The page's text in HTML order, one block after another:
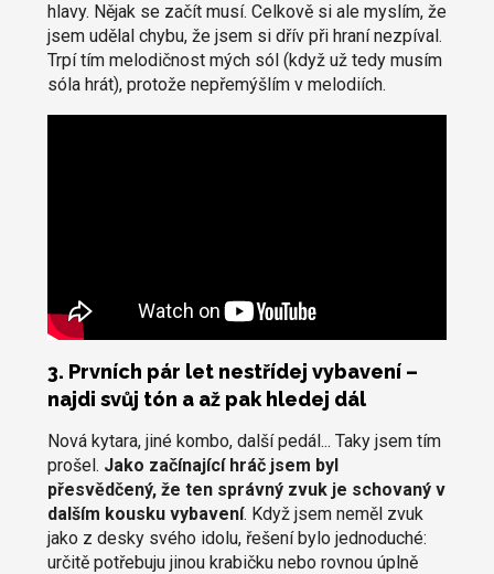
hlavy. Nějak se začít musí. Celkově si ale myslím, že
jsem udělal chybu, že jsem si dřív při hraní nezpíval.
Trpí tím melodičnost mých sól (když už tedy musím
sóla hrát), protože nepřemýšlím v melodiích.
3. Prvních pár let nestřídej vybavení –
najdi svůj tón a až pak hledej dál
Nová kytara, jiné kombo, další pedál... Taky jsem tím
prošel. Jako začínající hráč jsem byl
přesvědčený, že ten správný zvuk je schovaný v
dalším kousku vybavení. Když jsem neměl zvuk
jako z desky svého idolu, řešení bylo jednoduché:
určitě potřebuju jinou krabičku nebo rovnou úplně